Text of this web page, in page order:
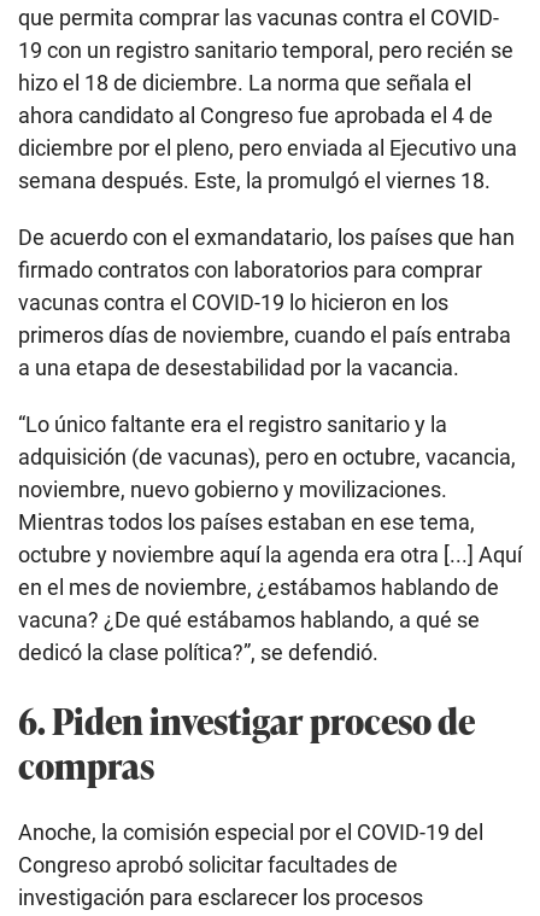
que permita comprar las vacunas contra el COVID-
19 con un registro sanitario temporal, pero recién se
hizo el 18 de diciembre. La norma que señala el
ahora candidato al Congreso fue aprobada el 4 de
diciembre por el pleno, pero enviada al Ejecutivo una
semana después. Este, la promulgó el viernes 18.
De acuerdo con el exmandatario, los países que han
firmado contratos con laboratorios para comprar
vacunas contra el COVID-19 lo hicieron en los
primeros días de noviembre, cuando el país entraba
a una etapa de desestabilidad por la vacancia.
“Lo único faltante era el registro sanitario y la
adquisición (de vacunas), pero en octubre, vacancia,
noviembre, nuevo gobierno y movilizaciones.
Mientras todos los países estaban en ese tema,
octubre y noviembre aquí la agenda era otra [...] Aquí
en el mes de noviembre, ¿estábamos hablando de
vacuna? ¿De qué estábamos hablando, a qué se
dedicó la clase política?”, se defendió.
6. Piden investigar proceso de
compras
Anoche, la comisión especial por el COVID-19 del
Congreso aprobó solicitar facultades de
investigación para esclarecer los procesos